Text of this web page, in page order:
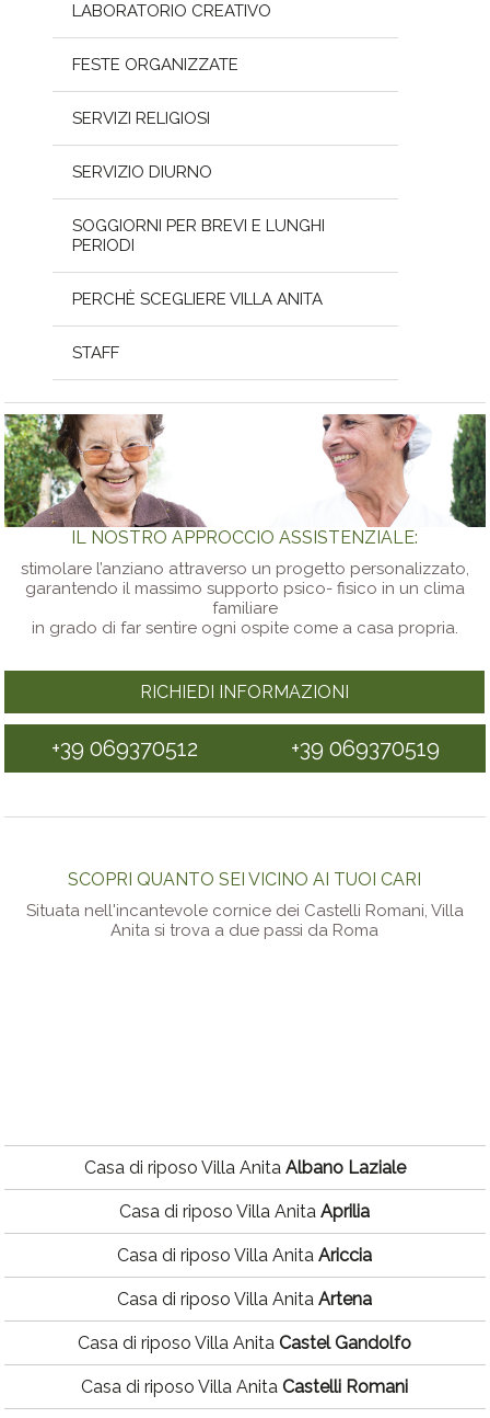
LABORATORIO CREATIVO
FESTE ORGANIZZATE
SERVIZI RELIGIOSI
SERVIZIO DIURNO
SOGGIORNI PER BREVI E LUNGHI
PERIODI
PERCHÈ SCEGLIERE VILLA ANITA
STAFF
IL NOSTRO APPROCCIO ASSISTENZIALE:
stimolare l’anziano attraverso un progetto personalizzato,
garantendo il massimo supporto psico- fisico in un clima
familiare
in grado di far sentire ogni ospite come a casa propria.
RICHIEDI INFORMAZIONI
+39 069370512 +39 069370519
SCOPRI QUANTO SEI VICINO AI TUOI CARI
Situata nell'incantevole cornice dei Castelli Romani, Villa
Anita si trova a due passi da Roma
Casa di riposo Villa Anita Albano Laziale
Casa di riposo Villa AnitaAprilia
Casa di riposo Villa AnitaAriccia
Casa di riposo Villa AnitaArtena
Casa di riposo Villa AnitaCastel Gandolfo
Casa di riposo Villa AnitaCastelli Romani